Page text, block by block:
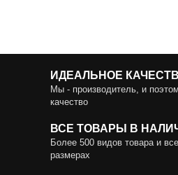
ИДЕАЛЬНОЕ
Мы - производитель, и
качество
ВСЕ ТОВАРЫ В
Более 500 видов товара и
размерах